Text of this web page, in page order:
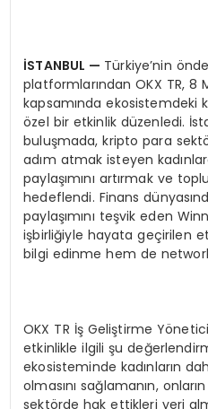
İSTANBUL — Türkiye’nin
platformlarından OKX TR, 8
kapsamında ekosistemdeki
özel bir etkinlik düzenledi.
buluşmada, kripto para
adım atmak isteyen
paylaşımını artırmak ve
hedeflendi. Finans
paylaşımını teşvik eden
işbirliğiyle hayata geçirilen
bilgi edinme hem de
OKX TR İş Geliştirme
etkinlikle ilgili şu
ekosisteminde kadınların
olmasını sağlamanın,
sektörde hak ettikleri yeri